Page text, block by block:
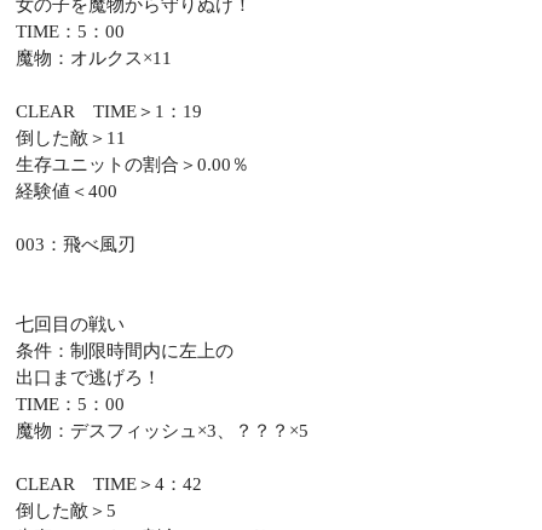
女の子を魔物から守りぬけ！
TIME：5：00
魔物：オルクス×11
CLEAR TIME＞1：19
倒した敵＞11
生存ユニットの割合＞0.00％
経験値＜400
003：飛べ風刃
七回目の戦い
条件：制限時間内に左上の
出口まで逃げろ！
TIME：5：00
魔物：デスフィッシュ×3、？？？×5
CLEAR TIME＞4：42
倒した敵＞5